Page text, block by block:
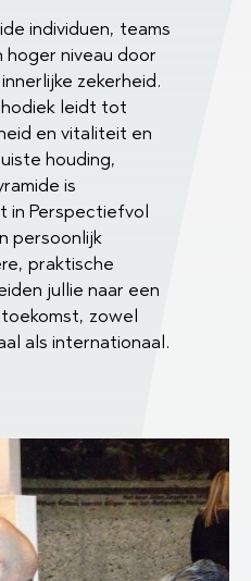
individuen, teams
hoger niveau door
zekerheid.
leidt tot
en vitaliteit en
houding,
is
in Perspectiefvol
persoonlijk
praktische
jullie naar een
zowel
als internationaal.